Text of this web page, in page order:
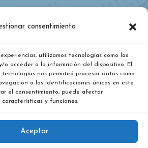
consentimiento
utilizamos tecnologías como las
o acceder a la información del dispositivo. El
nos permitirá procesar datos como
o las identificaciones únicas en este
el consentimiento, puede afectar
y funciones.
Aceptar
ESTAMOS?
Pentasa 2, nave 36. Burgos